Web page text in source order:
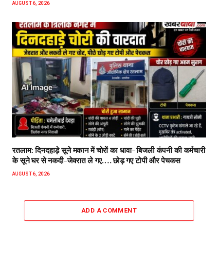
AUGUST 6, 2026
रतलाम: दिनदहाड़े सूने मकान में चोरों का धावा- बिजली कंपनी की कर्मचारी
के सूने घर से नकदी-जेवरात ले गए…. छोड़ गए टोपी और पेचकस
AUGUST 6, 2026
ADD A COMMENT